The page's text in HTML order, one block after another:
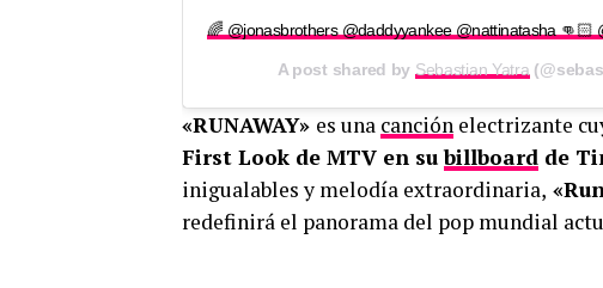
🌈 @jonasbrothers @daddyyankee @nattinatasha 👊🏻
A post shared by Sebastian Yatra
«RUNAWAY» es una canción electrizante
First Look de MTV en subillboard de
inigualables y melodía extraordinaria,
redefinirá el panorama del pop mundial